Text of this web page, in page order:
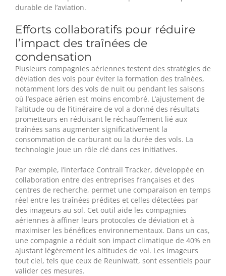
durable de l’aviation.
Efforts collaboratifs pour réduire
l’impact des traînées de
condensation
Plusieurs compagnies aériennes testent des stratégies de
déviation des vols pour éviter la formation des traînées,
notamment lors des vols de nuit ou pendant les saisons
où l’espace aérien est moins encombré. L’ajustement de
l’altitude ou de l’itinéraire de vol a donné des résultats
prometteurs en réduisant le réchauffement lié aux
traînées sans augmenter significativement la
consommation de carburant ou la durée des vols. La
technologie joue un rôle clé dans ces initiatives.
Par exemple, l’interface Contrail Tracker, développée en
collaboration entre des entreprises françaises et des
centres de recherche, permet une comparaison en temps
réel entre les traînées prédites et celles détectées par
des imageurs au sol. Cet outil aide les compagnies
aériennes à affiner leurs protocoles de déviation et à
maximiser les bénéfices environnementaux. Dans un cas,
une compagnie a réduit son impact climatique de 40% en
ajustant légèrement les altitudes de vol. Les imageurs
tout ciel, tels que ceux de Reuniwatt, sont essentiels pour
valider ces mesures.